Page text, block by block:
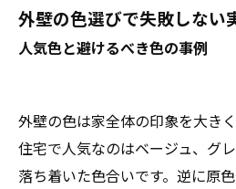
外壁の色選びで失敗しない
人気色と避けるべき色の事例
外壁の色は家全体の印象を大き
住宅で人気なのはベージュ、グ
落ち着いた色合いです。逆に原